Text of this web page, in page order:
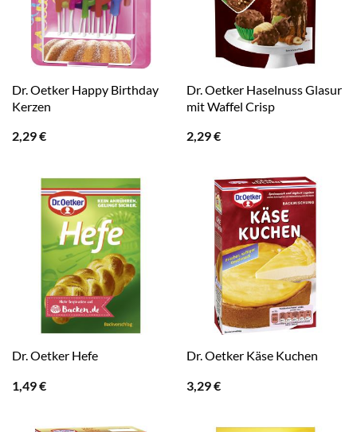
Dr. Oetker Happy Birthday
Kerzen
2,29€
Dr. Oetker Haselnuss Glasur
mit Waffel Crisp
2,29€
Dr. Oetker Hefe
1,49€
Dr. Oetker Käse Kuchen
3,29€